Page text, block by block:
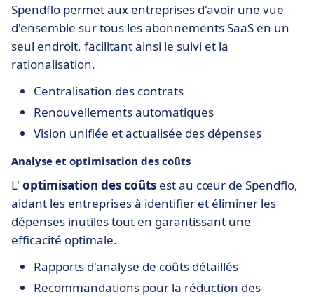
Spendflo permet aux entreprises d'avoir une vue
d'ensemble sur tous les abonnements SaaS en un
seul endroit, facilitant ainsi le suivi et la
rationalisation.
Centralisation des contrats
Renouvellements automatiques
Vision unifiée et actualisée des dépenses
Analyse et optimisation des coûts
L' optimisation des coûts est au cœur de Spendflo,
aidant les entreprises à identifier et éliminer les
dépenses inutiles tout en garantissant une
efficacité optimale.
Rapports d'analyse de coûts détaillés
Recommandations pour la réduction des